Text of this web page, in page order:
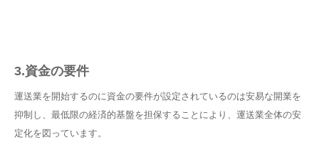
3.資金の要件
運送業を開始するのに資金の要件が設定されているのは安易な開業を
抑制し、最低限の経済的基盤を担保することにより、運送業全体の安
定化を図っています。